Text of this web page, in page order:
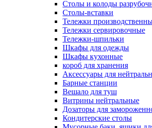
Столы и колоды
Столы-вставки
Тележки
Тележки сервировочные
Тележки-шпильки
Шкафы для одежды
Шкафы кухонные
короб для хранения
Аксессуары для
Барные станции
Вешало для туш
Витрины нейтральные
Дозаторы для
Кондитерские столы